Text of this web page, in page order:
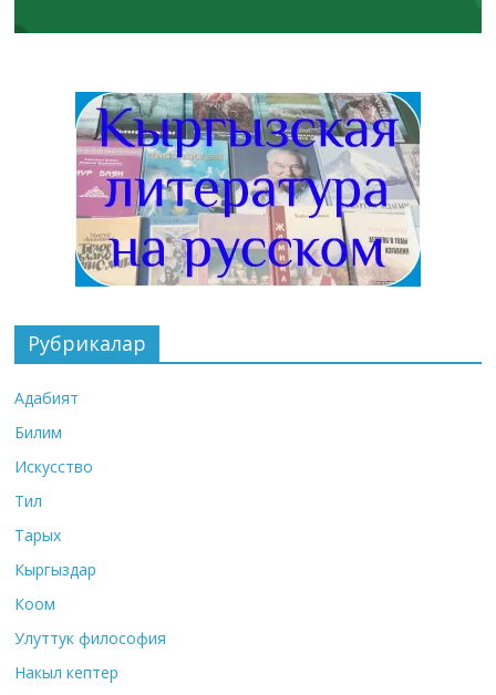
Рубрикалар
Адабият
Билим
Искусство
Тил
Тарых
Кыргыздар
Коом
Улуттук философия
Накыл кептер